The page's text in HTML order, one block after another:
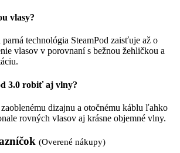
vlasy?
technológia SteamPod zaisťuje až o
vlasov v porovnaní s bežnou žehličkou a
3.0 robiť aj vlny?
dizajnu a otočnému káblu ľahko
rovných vlasov aj krásne objemné vlny.
(Overené nákupy)